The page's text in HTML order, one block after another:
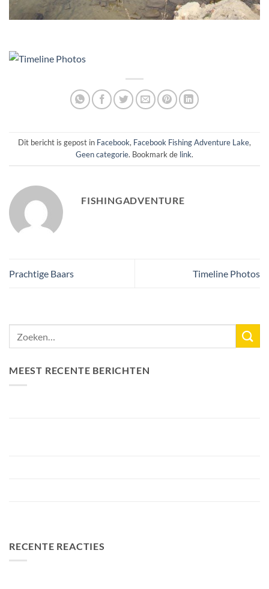
Dit bericht is gepost in Facebook, Facebook Fishing Adventure Lake,
Geen categorie. Bookmark de link.
FISHINGADVENTURE
Prachtige Baars Timeline Photos
MEEST RECENTE BERICHTEN
RECENTE REACTIES